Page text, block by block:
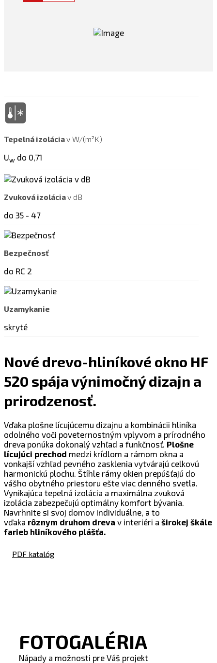
Tepelná izoláciav W/(m²K)
Uw do 0,71
Zvuková izoláciav dB
do 35 - 47
Bezpečnosť
do RC 2
Uzamykanie
skryté
Nové drevo-hliníkové okno HF
520 spája výnimočný dizajn a
prirodzenosť.
Vďaka plošne lícujúcemu dizajnu a kombinácii hliníka
odolného voči poveternostným vplyvom a prírodného
dreva ponúka dokonalý vzhľad a funkčnosť. Plošne
lícujúci prechod medzi krídlom a rámom okna a
vonkajší vzhľad pevného zasklenia vytvárajú celkovú
harmonickú plochu. Štíhle rámy okien prepúšťajú do
vášho obytného priestoru ešte viac denného svetla.
Vynikajúca tepelná izolácia a maximálna zvuková
izolácia zabezpečujú optimálny komfort bývania.
Navrhnite si svoj domov individuálne, a to
vďaka rôznym druhom dreva v interiéri a širokej škále
farieb hliníkového plášťa.
PDF katalóg
FOTOGALÉRIA
Nápady a možnosti pre Váš projekt